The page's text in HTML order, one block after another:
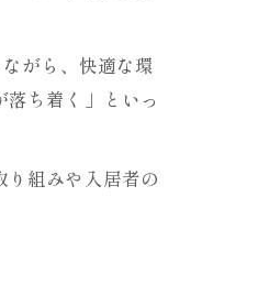
がら、快適な環
ち着く」といっ
組みや入居者の